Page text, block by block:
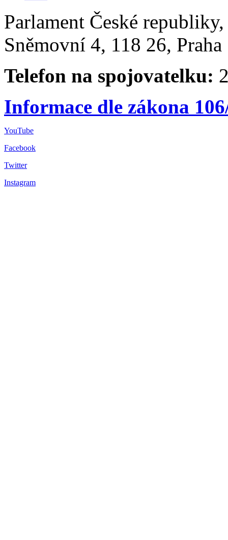
Parlament České
Sněmovní 4, 118 26,
Telefon na spojovatelku:
Informace dle zákona
YouTube
Facebook
Twitter
Instagram